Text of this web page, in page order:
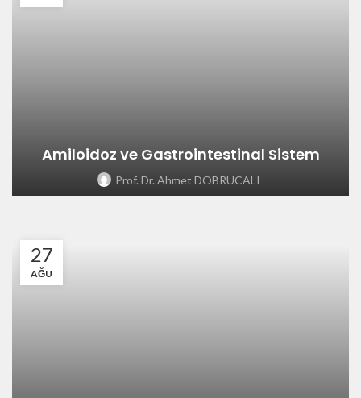
Amiloidoz ve Gastrointestinal Sistem
Prof. Dr. Ahmet DOBRUCALI
27
AĞU